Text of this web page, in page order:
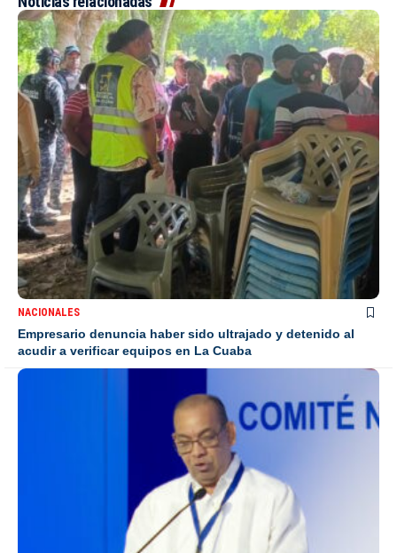
NACIONALES
Empresario denuncia haber sido ultrajado y detenido al
acudir a verificar equipos en La Cuaba